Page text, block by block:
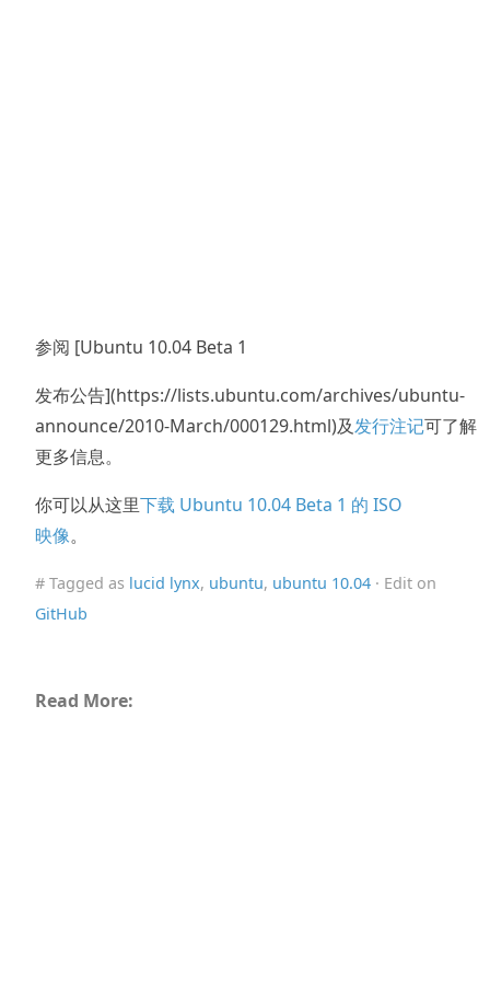
参阅 [Ubuntu 10.04 Beta 1
发布公告](https://lists.ubuntu.com/archives/ubuntu-
announce/2010-March/000129.html)及发行注记可了解
更多信息。
你可以从这里下载 Ubuntu 10.04 Beta 1 的 ISO
映像。
# Tagged as lucid lynx, ubuntu, ubuntu 10.04 · Edit on
GitHub
Read More: